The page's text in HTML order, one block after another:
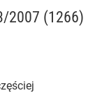
2007 (1266)